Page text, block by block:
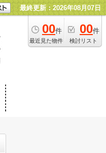
最終更新：2026年08月07日
00件
最近見た物件
00件
検討リスト